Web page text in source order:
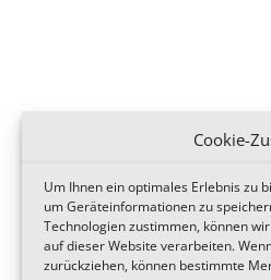
Cookie-
Um Ihnen ein optimales Erlebnis zu
um Geräteinformationen zu
Technologien zustimmen, können
auf dieser Website verarbeiten.
zurückziehen, können bestimmte